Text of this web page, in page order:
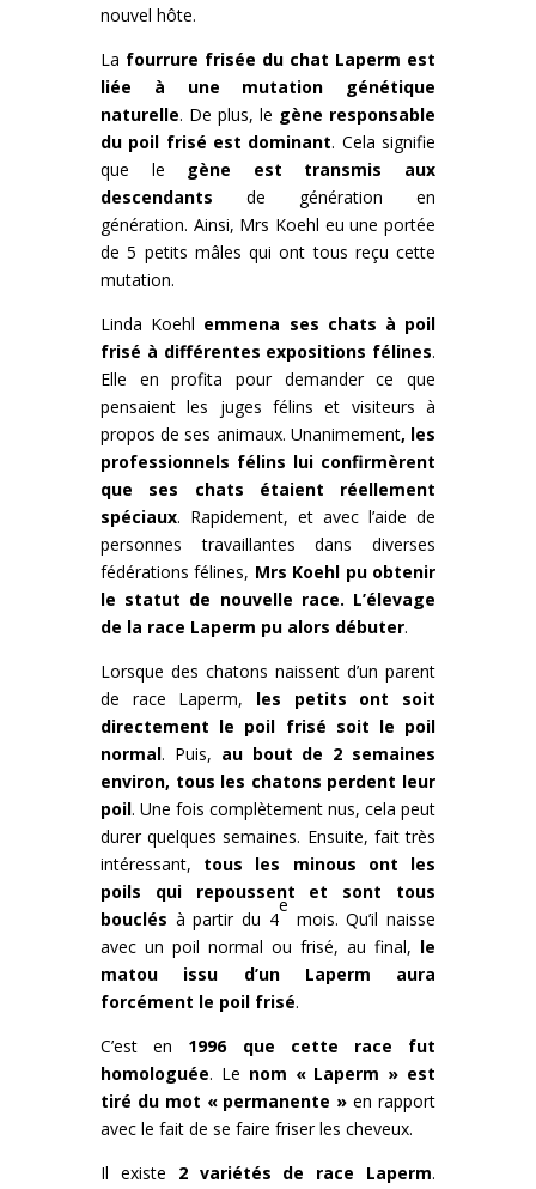
nouvel hôte.
La fourrure frisée du chat Laperm est
liée à une mutation génétique
naturelle. De plus, le gène responsable
du poil frisé est dominant. Cela signifie
que le gène est transmis aux
descendants de génération en
génération. Ainsi, Mrs Koehl eu une portée
de 5 petits mâles qui ont tous reçu cette
mutation.
Linda Koehl emmena ses chats à poil
frisé à différentes expositions félines.
Elle en profita pour demander ce que
pensaient les juges félins et visiteurs à
propos de ses animaux. Unanimement, les
professionnels félins lui confirmèrent
que ses chats étaient réellement
spéciaux. Rapidement, et avec l’aide de
personnes travaillantes dans diverses
fédérations félines, Mrs Koehl pu obtenir
le statut de nouvelle race. L’élevage
de la race Laperm pu alors débuter.
Lorsque des chatons naissent d’un parent
de race Laperm, les petits ont soit
directement le poil frisé soit le poil
normal. Puis, au bout de 2 semaines
environ, tous les chatons perdent leur
poil. Une fois complètement nus, cela peut
durer quelques semaines. Ensuite, fait très
intéressant, tous les minous ont les
poils qui repoussent et sont tous
bouclés à partir du 4
e
mois. Qu’il naisse
avec un poil normal ou frisé, au final, le
matou issu d’un Laperm aura
forcément le poil frisé.
C’est en 1996 que cette race fut
homologuée. Le nom « Laperm » est
tiré du mot « permanente » en rapport
avec le fait de se faire friser les cheveux.
Il existe 2 variétés de race Laperm.